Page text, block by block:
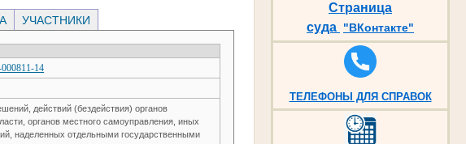
Страница
суда "ВКонтакте"
ТЕЛЕФОНЫ ДЛЯ СПРАВОК
УЧАСТНИКИ
14
действий (бездействия) органов
органов местного самоуправления, иных
наделенных отдельными государственными